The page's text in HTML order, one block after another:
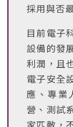
採用與否
目前電子
設備的發
利潤，且
電子安全
應、專業
營、測試